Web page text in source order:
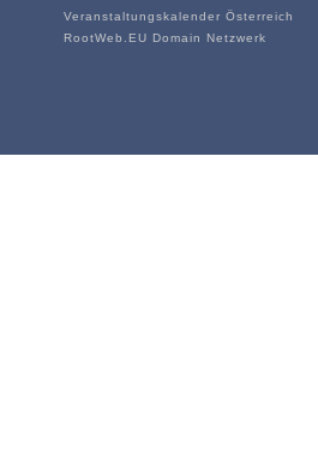
Veranstaltungskalender Österreich
RootWeb.EU Domain Netzwerk